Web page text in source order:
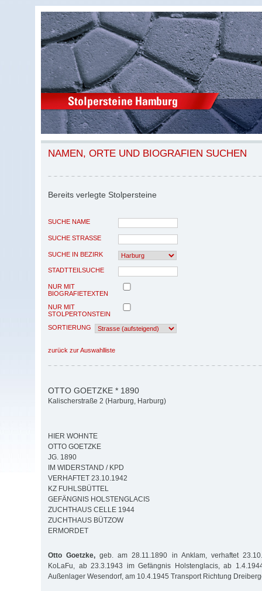
NAMEN, ORTE UND BIOGRAFIEN SUCHEN
Bereits verlegte Stolpersteine
SUCHE NAME
SUCHE STRASSE
SUCHE IN BEZIRK
STADTTEILSUCHE
NUR MIT
BIOGRAFIETEXTEN
NUR MIT
STOLPERTONSTEIN
SORTIERUNG
zurück zur Auswahlliste
OTTO GOETZKE * 1890
Kalischerstraße 2 (Harburg, Harburg)
HIER WOHNTE
OTTO GOETZKE
JG. 1890
IM WIDERSTAND / KPD
VERHAFTET 23.10.1942
KZ FUHLSBÜTTEL
GEFÄNGNIS HOLSTENGLACIS
ZUCHTHAUS CELLE 1944
ZUCHTHAUS BÜTZOW
ERMORDET
Otto Goetzke, geb. am 28.11.1890 in Anklam, verhaftet
KoLaFu, ab 23.3.1943 im Gefängnis Holstenglacis, ab
Außenlager Wesendorf, am 10.4.1945 Transport Richtung